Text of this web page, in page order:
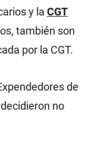
y la CGT
también son
por la CGT.
de
no